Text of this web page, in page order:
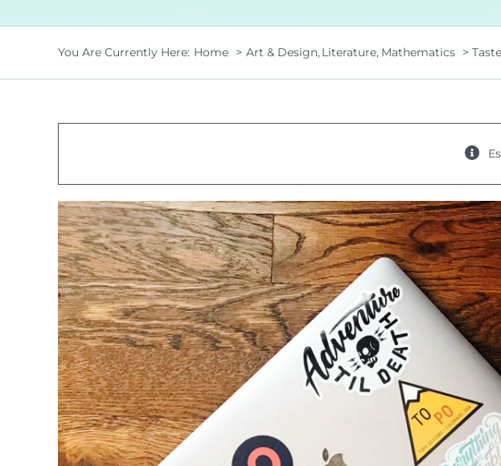
You Are Currently Here: Home Art & Design Literature Mathematics